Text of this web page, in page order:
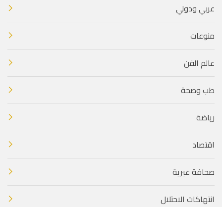
عربي ودولي
منوعات
عالم الفن
طب وصحة
رياضة
اقتصاد
صحافة عبرية
انتهاكات الاحتلال